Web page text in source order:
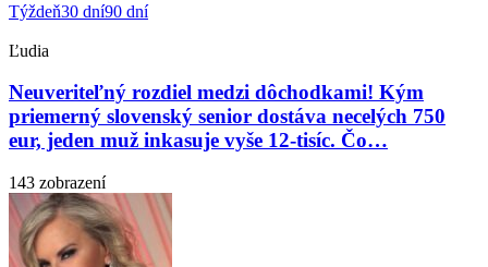
Týždeň30 dní90 dní
Ľudia
Neuveriteľný rozdiel medzi dôchodkami! Kým
priemerný slovenský senior dostáva necelých 750
eur, jeden muž inkasuje vyše 12-tisíc. Čo…
143 zobrazení